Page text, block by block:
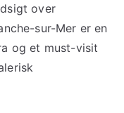
over
sur-Mer er en
og et must-visit